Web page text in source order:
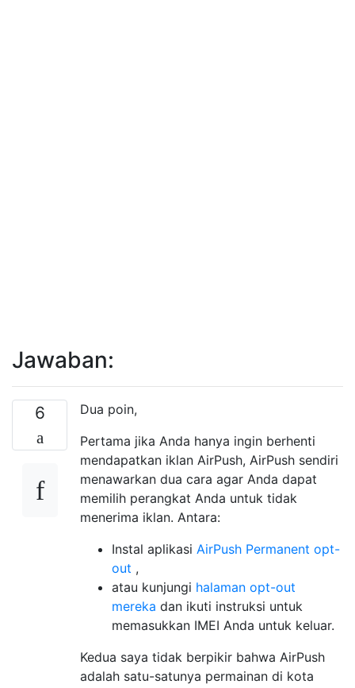
Jawaban:
6
Dua poin,
Pertama jika Anda hanya ingin berhenti
mendapatkan iklan AirPush, AirPush sendiri
menawarkan dua cara agar Anda dapat
memilih perangkat Anda untuk tidak
menerima iklan. Antara:
Instal aplikasi AirPush Permanent opt-
out ,
atau kunjungi halaman opt-out
mereka dan ikuti instruksi untuk
memasukkan IMEI Anda untuk keluar.
Kedua saya tidak berpikir bahwa AirPush
adalah satu-satunya permainan di kota